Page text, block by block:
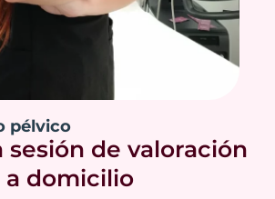
pélvico
sesión de valoración
domicilio